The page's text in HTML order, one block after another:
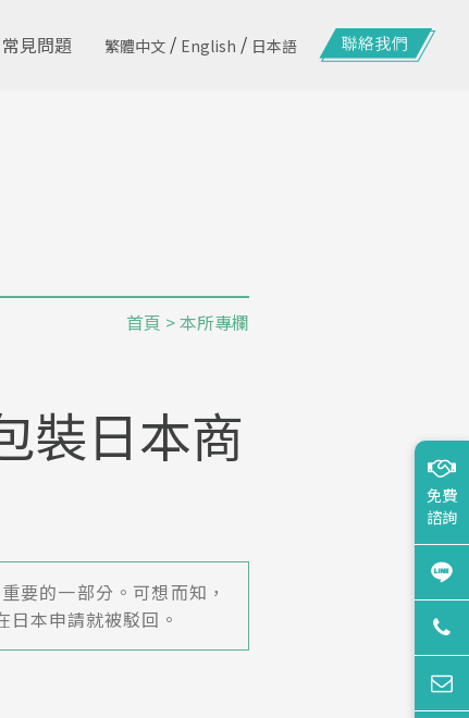
常見問題 繁體中文 / English / 日本語
首頁 >本所專欄
裝日本商
的一部分。可想而知，
本申請就被駁回。
免費
諮詢